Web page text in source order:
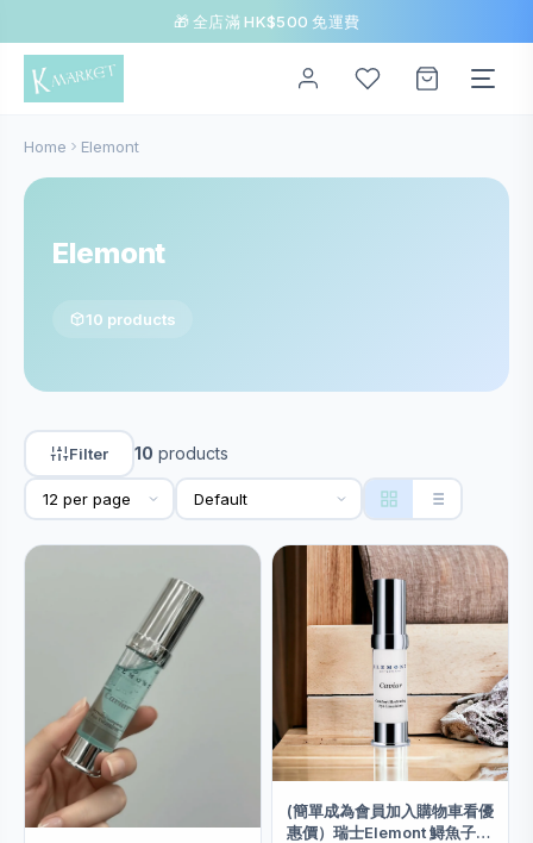
🎁 全店滿 HK$500 免運費
Home Elemont
Elemont
10 products
Filter 10 products
(簡單成為會員加入購物車看優
惠價）瑞士Elemont 鱘魚子眼